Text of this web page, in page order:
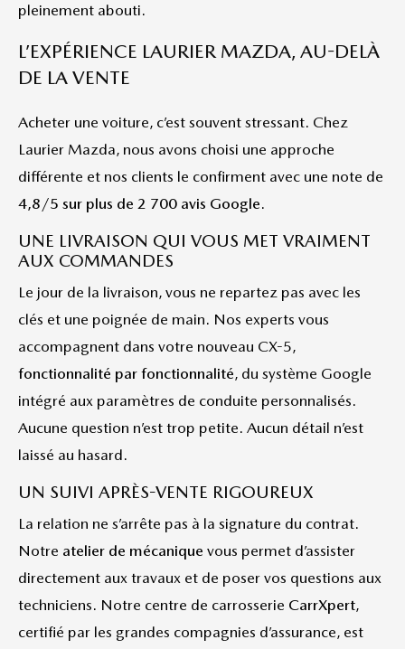
pleinement abouti.
L’EXPÉRIENCE LAURIER MAZDA, AU-DELÀ
DE LA VENTE
Acheter une voiture, c’est souvent stressant. Chez
Laurier Mazda, nous avons choisi une approche
différente et nos clients le confirment avec une note de
4,8/5 sur plus de 2 700 avis Google.
UNE LIVRAISON QUI VOUS MET VRAIMENT
AUX COMMANDES
Le jour de la livraison, vous ne repartez pas avec les
clés et une poignée de main. Nos experts vous
accompagnent dans votre nouveau CX-5,
fonctionnalité par fonctionnalité, du système Google
intégré aux paramètres de conduite personnalisés.
Aucune question n’est trop petite. Aucun détail n’est
laissé au hasard.
UN SUIVI APRÈS-VENTE RIGOUREUX
La relation ne s’arrête pas à la signature du contrat.
Notre atelier de mécanique vous permet d’assister
directement aux travaux et de poser vos questions aux
techniciens. Notre centre de carrosserie CarrXpert,
certifié par les grandes compagnies d’assurance, est